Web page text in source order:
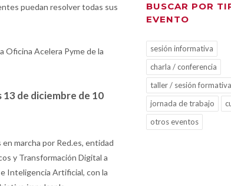
puedan resolver todas sus
Oficina Acelera Pyme de la
13 de diciembre de 10
marcha por Red.es, entidad
y Transformación Digital a
Inteligencia Artificial, con la
BUSCAR POR
EVENTO
sesión informativa
charla / conferencia
taller / sesión formativa
jornada de trabajo
otros eventos